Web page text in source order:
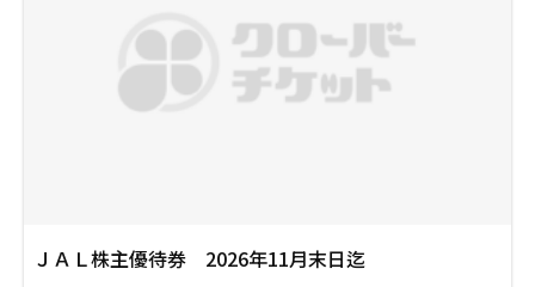
レジャーチケット
生活関連
レジャーチケット
生活関連・お食事券
ＪＡＬ株主優待券 2026年11月末日迄